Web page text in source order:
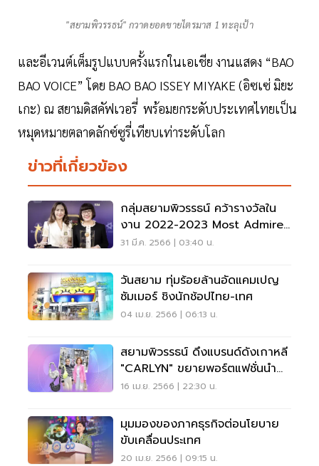
"สยามพิวรรธน์" กวาดยอดขายไตรมาส 1 ทะลุเป้า
และอีเวนต์เต็มรูปแบบครั้งแรกในเอเชีย งานแสดง “BAO
BAO VOICE” โดย BAO BAO ISSEY MIYAKE (อิซเซ่ มิยะ
เกะ) ณ สยามดิสคัฟเวอรี่ พร้อมยกระดับประเทศไทยเป็น
หมุดหมายตลาดลักซ์ซูรี่เทียบเท่าระดับโลก
ข่าวที่เกี่ยวข้อง
กลุ่มสยามพิวรรธน์ คว้ารางวัลใน
งาน 2022-2023 Most Admired
Company & 2023 Thailand’s
31 มี.ค. 2566 | 03:40 น.
วันสยาม ทุ่มร้อยล้านอัดแคมเปญ
ซัมเมอร์ ชิงนักช้อปไทย-เทศ
04 เม.ย. 2566 | 06:13 น.
สยามพิวรรธน์ ดึงแบรนด์ดังเกาหลี
"CARLYN" ขยายพอร์ตแฟชั่นนำ
เข้า
16 เม.ย. 2566 | 22:30 น.
มุมมองของภาคธุรกิจต่อนโยบาย
ขับเคลื่อนประเทศ
20 เม.ย. 2566 | 09:15 น.